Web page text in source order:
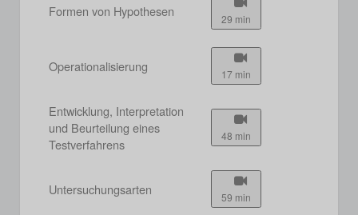
Formen von Hypothesen 29 min
Operationalisierung 17 min
Entwicklung, Interpretation
und Beurteilung eines
Testverfahrens
48 min
Untersuchungsarten 59 min